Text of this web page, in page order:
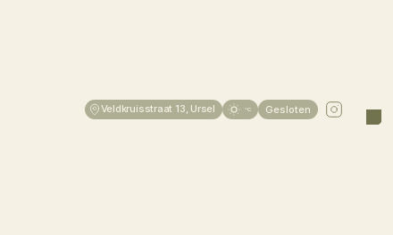
Veldkruisstraat 13, Ursel °C Gesloten